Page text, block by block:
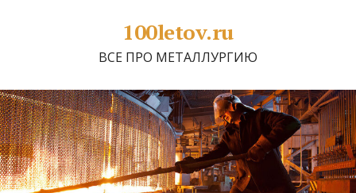
100letov.ru
ВСЕ ПРО МЕТАЛЛУРГИЮ